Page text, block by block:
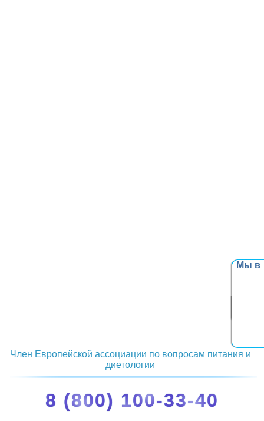
Мы в
Член Европейской ассоциации по вопросам питания и
диетологии
8 (800) 100-33-40